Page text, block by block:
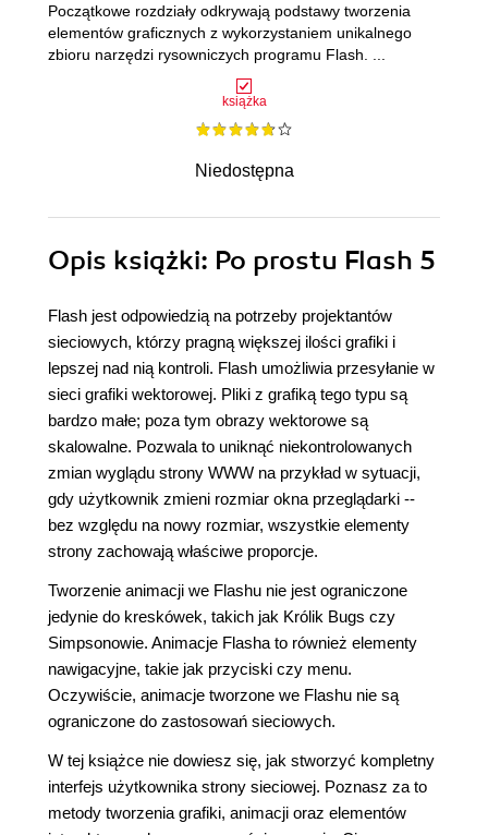
książka
Niedostępna
Początkowe rozdziały odkrywają podstawy tworzenia
elementów graficznych z wykorzystaniem unikalnego
zbioru narzędzi rysowniczych programu Flash. ...
Opis książki: Po prostu Flash 5
Flash jest odpowiedzią na potrzeby projektantów
sieciowych, którzy pragną większej ilości grafiki i
lepszej nad nią kontroli. Flash umożliwia przesyłanie w
sieci grafiki wektorowej. Pliki z grafiką tego typu są
bardzo małe; poza tym obrazy wektorowe są
skalowalne. Pozwala to uniknąć niekontrolowanych
zmian wyglądu strony WWW na przykład w sytuacji,
gdy użytkownik zmieni rozmiar okna przeglądarki --
bez względu na nowy rozmiar, wszystkie elementy
strony zachowają właściwe proporcje.
Tworzenie animacji we Flashu nie jest ograniczone
jedynie do kreskówek, takich jak Królik Bugs czy
Simpsonowie. Animacje Flasha to również elementy
nawigacyjne, takie jak przyciski czy menu.
Oczywiście, animacje tworzone we Flashu nie są
ograniczone do zastosowań sieciowych.
W tej książce nie dowiesz się, jak stworzyć kompletny
interfejs użytkownika strony sieciowej. Poznasz za to
metody tworzenia grafiki, animacji oraz elementów